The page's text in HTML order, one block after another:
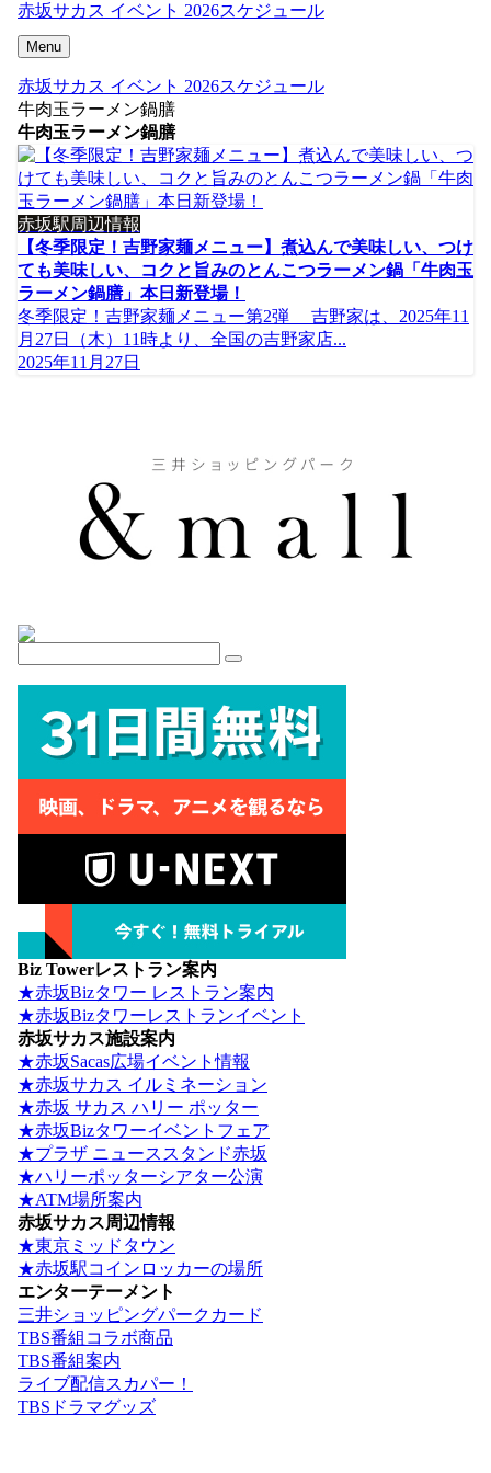
赤坂サカス イベント 2026スケジュール
Menu
赤坂サカス イベント 2026スケジュール
牛肉玉ラーメン鍋膳
牛肉玉ラーメン鍋膳
赤坂駅周辺情報
【冬季限定！吉野家麺メニュー】煮込んで美味しい、つけ
ても美味しい、コクと旨みのとんこつラーメン鍋「牛肉玉
ラーメン鍋膳」本日新登場！
冬季限定！吉野家麺メニュー第2弾 吉野家は、2025年11
月27日（木）11時より、全国の吉野家店...
2025年11月27日
Biz Towerレストラン案内
★赤坂Bizタワー レストラン案内
★赤坂Bizタワーレストランイベント
赤坂サカス施設案内
★赤坂Sacas広場イベント情報
★赤坂サカス イルミネーション
★赤坂 サカス ハリー ポッター
★赤坂Bizタワーイベントフェア
★プラザ ニューススタンド赤坂
★ハリーポッターシアター公演
★ATM場所案内
赤坂サカス周辺情報
★東京ミッドタウン
★赤坂駅コインロッカーの場所
エンターテーメント
三井ショッピングパークカード
TBS番組コラボ商品
TBS番組案内
ライブ配信スカパー！
TBSドラマグッズ